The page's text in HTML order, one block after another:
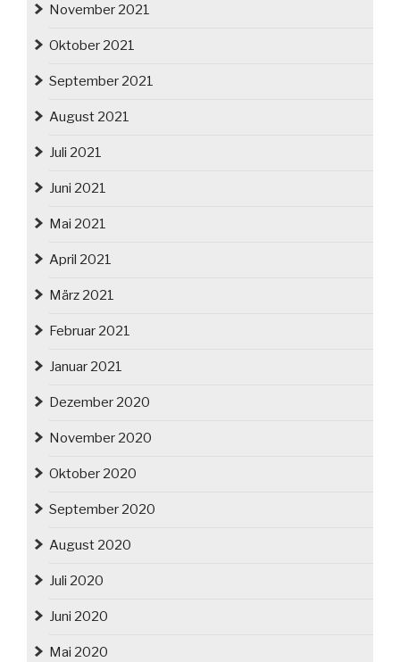
November 2021
Oktober 2021
September 2021
August 2021
Juli 2021
Juni 2021
Mai 2021
April 2021
März 2021
Februar 2021
Januar 2021
Dezember 2020
November 2020
Oktober 2020
September 2020
August 2020
Juli 2020
Juni 2020
Mai 2020